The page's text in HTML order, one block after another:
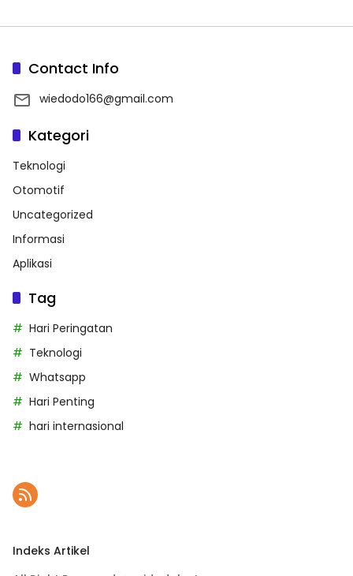
Contact Info
wiedodo166@gmail.com
Kategori
Teknologi
Otomotif
Uncategorized
Informasi
Aplikasi
Tag
Hari Peringatan
Teknologi
Whatsapp
Hari Penting
hari internasional
Indeks Artikel